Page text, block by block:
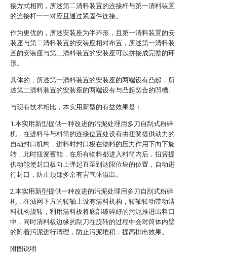
接方式相同，所述第二清料装置的连接杆与第一清料装置
的连接杆一一对应且通过紧固件连接。
作为更优的，所述安装座为半环形，且第一清料装置的安
装座与第二清料装置的安装座相对布置，所述第一清料装
置的安装座与第二清料装置的安装座可以拼接成完整的环
形。
具体的，所述第一清料装置的安装座的两端设有凸起，所
述第二清料装置的安装座的两端设有与凸起契合的凹槽。
与现有技术相比，本实用新型的有益效果是：
1.本实用新型提供一种改进的污泥处理用多刀自刮式粉碎
机，在进料斗与料筒的连接位置处设有由扭簧提供动力的
自动封口机构，进料时封口板在物料的压力作用下向下旋
转，此时扭簧蓄能，在所有物料都进入料筒内后，扭簧提
供动能使封口板向上弹起直至到达限位块的位置，自动进
行封口，防止顶部多余有害气体溢出。
2.本实用新型提供一种改进的污泥处理用多刀自刮式粉碎
机，在滤网下方的转轴上设有清料机构，转轴转动带动清
料机构旋转，利用清料板将底部破碎好的污泥推进出料口
中，同时清料板边缘的刮刀在旋转的过程中会对筒体内壁
的附着污泥进行清理，防止污泥堆积，提高排出效果。
附图说明